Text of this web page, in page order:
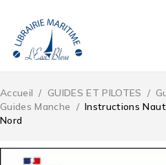
Accueil / GUIDES ET PILOTES /
Guides Manche / Instructions
Nord